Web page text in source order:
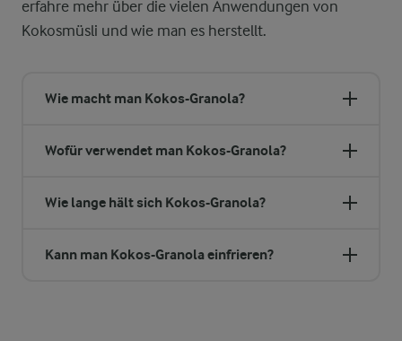
erfahre mehr über die vielen Anwendungen von
Kokosmüsli und wie man es herstellt.
Wie macht man Kokos-Granola?
Wofür verwendet man Kokos-Granola?
Wie lange hält sich Kokos-Granola?
Kann man Kokos-Granola einfrieren?